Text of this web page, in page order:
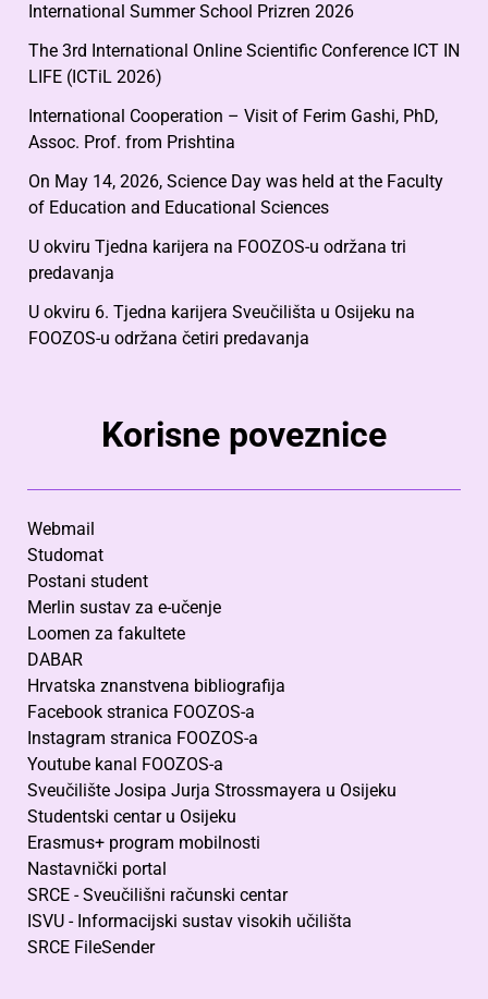
International Summer School Prizren 2026
The 3rd International Online Scientific Conference ICT IN
LIFE (ICTiL 2026)
International Cooperation – Visit of Ferim Gashi, PhD,
Assoc. Prof. from Prishtina
On May 14, 2026, Science Day was held at the Faculty
of Education and Educational Sciences
U okviru Tjedna karijera na FOOZOS-u održana tri
predavanja
U okviru 6. Tjedna karijera Sveučilišta u Osijeku na
FOOZOS-u održana četiri predavanja
Korisne poveznice
Webmail
Studomat
Postani student
Merlin sustav za e-učenje
Loomen za fakultete
DABAR
Hrvatska znanstvena bibliografija
Facebook stranica FOOZOS-a
Instagram stranica FOOZOS-a
Youtube kanal FOOZOS-a
Sveučilište Josipa Jurja Strossmayera u Osijeku
Studentski centar u Osijeku
Erasmus+ program mobilnosti
Nastavnički portal
SRCE - Sveučilišni računski centar
ISVU - Informacijski sustav visokih učilišta
SRCE FileSender